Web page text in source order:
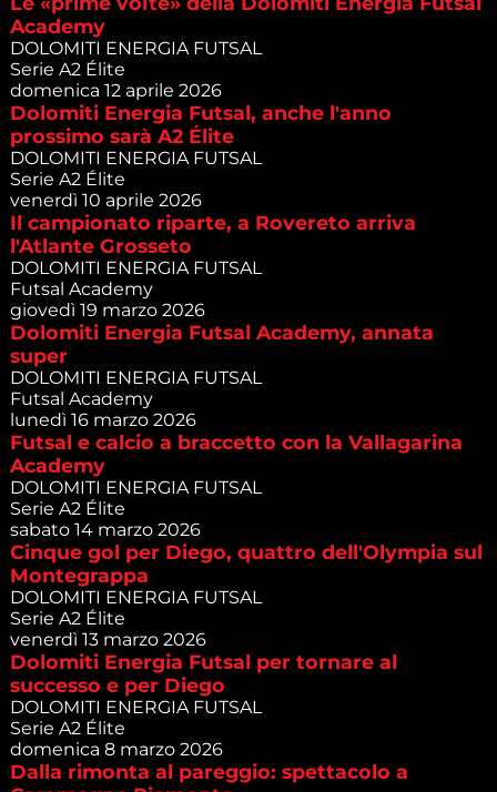
Academy
DOLOMITI ENERGIA FUTSAL
Serie A2 Élite
domenica 12 aprile 2026
Dolomiti Energia Futsal, anche l'anno
prossimo sarà A2 Élite
DOLOMITI ENERGIA FUTSAL
Serie A2 Élite
venerdì 10 aprile 2026
Il campionato riparte, a Rovereto arriva
l'Atlante Grosseto
DOLOMITI ENERGIA FUTSAL
Futsal Academy
giovedì 19 marzo 2026
Dolomiti Energia Futsal Academy, annata
super
DOLOMITI ENERGIA FUTSAL
Futsal Academy
lunedì 16 marzo 2026
Futsal e calcio a braccetto con la Vallagarina
Academy
DOLOMITI ENERGIA FUTSAL
Serie A2 Élite
sabato 14 marzo 2026
Cinque gol per Diego, quattro dell'Olympia sul
Montegrappa
DOLOMITI ENERGIA FUTSAL
Serie A2 Élite
venerdì 13 marzo 2026
Dolomiti Energia Futsal per tornare al
successo e per Diego
DOLOMITI ENERGIA FUTSAL
Serie A2 Élite
domenica 8 marzo 2026
Dalla rimonta al pareggio: spettacolo a